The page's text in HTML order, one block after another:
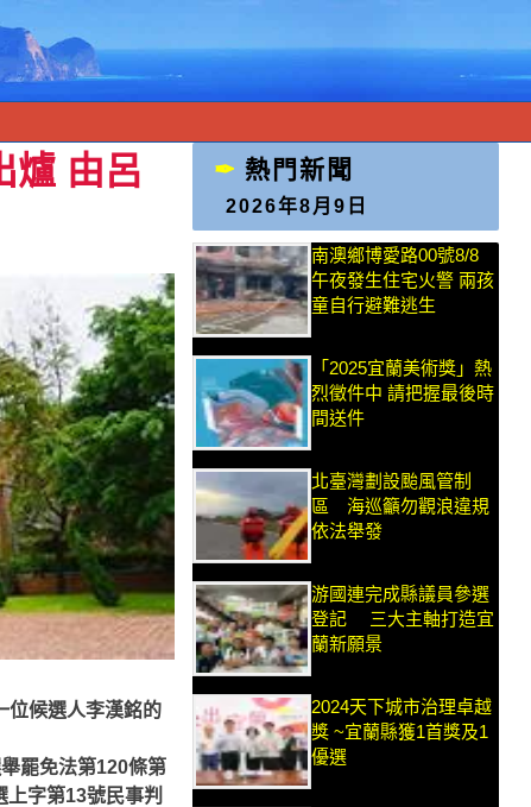
爐 由呂
位候選人李漢銘的
罷免法第120條第
上字第13號民事判
熱門新聞
2026年8月9日
南澳鄉博愛路00號8/8
午夜發生住宅火警 兩孩
童自行避難逃生
「2025宜蘭美術獎」熱
烈徵件中 請把握最後時
間送件
北臺灣劃設颱風管制
區 海巡籲勿觀浪違規
依法舉發
游國連完成縣議員參選
登記 三大主軸打造宜
蘭新願景
2024天下城市治理卓越
獎 ~宜蘭縣獲1首獎及1
優選